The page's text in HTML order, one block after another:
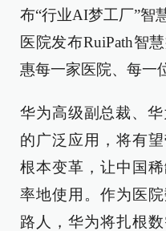
布“行业AI梦工厂”智
医院发布RuiPath智
惠每一家医院、每一
华为高级副总裁、
的广泛应用，将有
根本变革，让中国
率地使用。作为医
路人，华为将扎根